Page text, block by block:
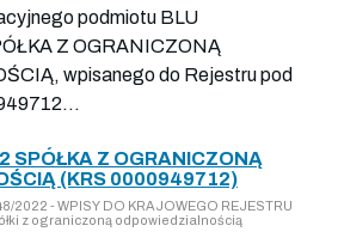
podmiotu BLU
Z OGRANICZONĄ
wpisanego do Rejestru pod
SPÓŁKA Z OGRANICZONĄ
(KRS 0000949712)
2022 - WPISY DO KRAJOWEGO REJESTRU
z ograniczoną odpowiedzialnością